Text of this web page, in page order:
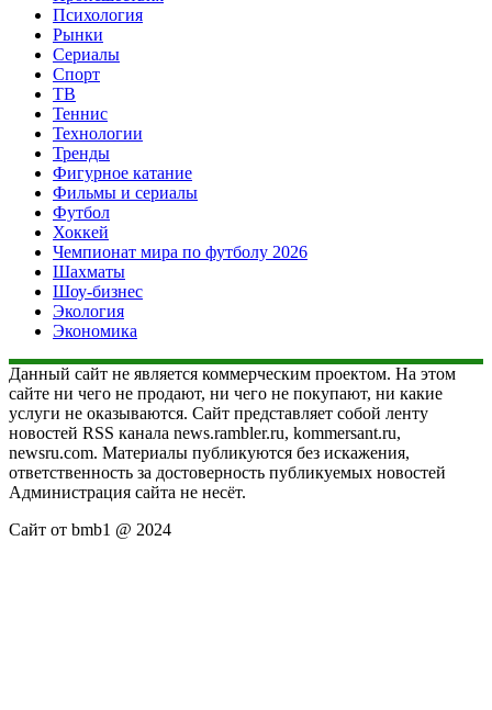
Психология
Рынки
Сериалы
Спорт
ТВ
Теннис
Технологии
Тренды
Фигурное катание
Фильмы и сериалы
Футбол
Хоккей
Чемпионат мира по футболу 2026
Шахматы
Шоу-бизнес
Экология
Экономика
Данный сайт не является коммерческим проектом. На этом
сайте ни чего не продают, ни чего не покупают, ни какие
услуги не оказываются. Сайт представляет собой ленту
новостей RSS канала news.rambler.ru, kommersant.ru,
newsru.com. Материалы публикуются без искажения,
ответственность за достоверность публикуемых новостей
Администрация сайта не несёт.
Сайт от bmb1 @ 2024